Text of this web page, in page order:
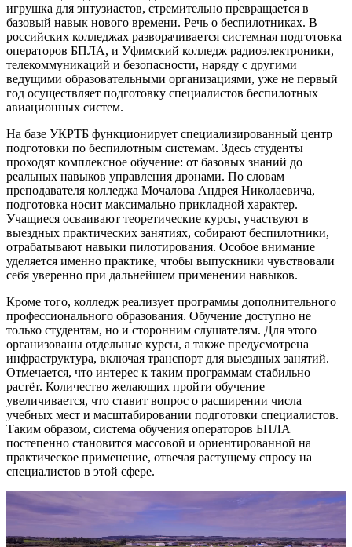
игрушка для энтузиастов, стремительно превращается в
базовый навык нового времени. Речь о беспилотниках. В
российских колледжах разворачивается системная подготовка
операторов БПЛА, и Уфимский колледж радиоэлектроники,
телекоммуникаций и безопасности, наряду с другими
ведущими образовательными организациями, уже не первый
год осуществляет подготовку специалистов беспилотных
авиационных систем.
На базе УКРТБ функционирует специализированный центр
подготовки по беспилотным системам. Здесь студенты
проходят комплексное обучение: от базовых знаний до
реальных навыков управления дронами. По словам
преподавателя колледжа Мочалова Андрея Николаевича,
подготовка носит максимально прикладной характер.
Учащиеся осваивают теоретические курсы, участвуют в
выездных практических занятиях, собирают беспилотники,
отрабатывают навыки пилотирования. Особое внимание
уделяется именно практике, чтобы выпускники чувствовали
себя уверенно при дальнейшем применении навыков.
Кроме того, колледж реализует программы дополнительного
профессионального образования. Обучение доступно не
только студентам, но и сторонним слушателям. Для этого
организованы отдельные курсы, а также предусмотрена
инфраструктура, включая транспорт для выездных занятий.
Отмечается, что интерес к таким программам стабильно
растёт. Количество желающих пройти обучение
увеличивается, что ставит вопрос о расширении числа
учебных мест и масштабировании подготовки специалистов.
Таким образом, система обучения операторов БПЛА
постепенно становится массовой и ориентированной на
практическое применение, отвечая растущему спросу на
специалистов в этой сфере.